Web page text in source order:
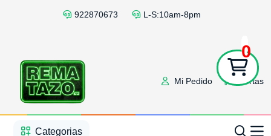
922870673 L-S:10am-8pm
Mi Pedido Ofertas
0
Categorias